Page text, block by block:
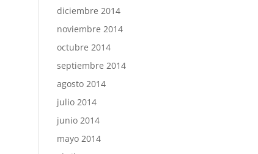
diciembre 2014
noviembre 2014
octubre 2014
septiembre 2014
agosto 2014
julio 2014
junio 2014
mayo 2014